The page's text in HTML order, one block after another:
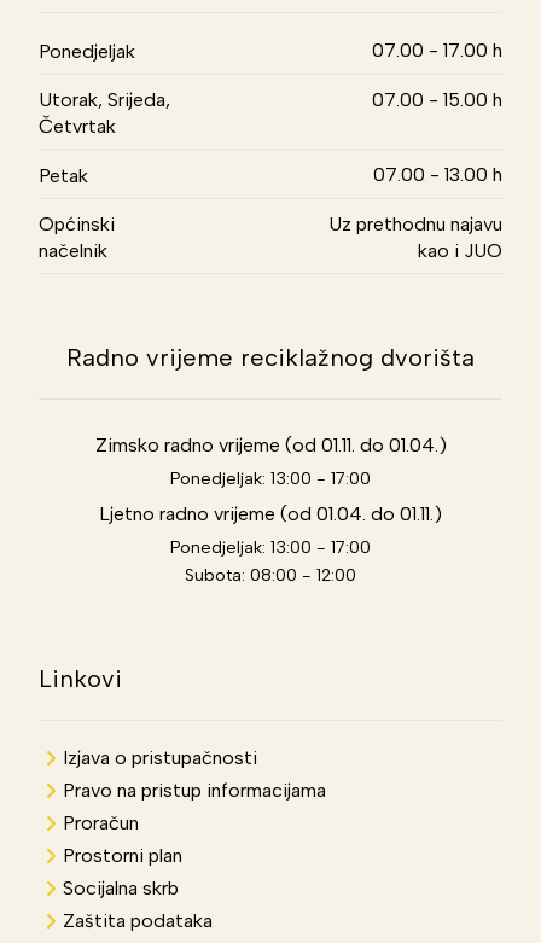
Ponedjeljak 07.00 - 17.00 h
Utorak, Srijeda,
Četvrtak
07.00 - 15.00 h
Petak 07.00 - 13.00 h
Općinski
načelnik
Uz prethodnu najavu
kao i JUO
Radno vrijeme reciklažnog dvorišta
Zimsko radno vrijeme (od 01.11. do 01.04.)
Ponedjeljak: 13:00 - 17:00
Ljetno radno vrijeme (od 01.04. do 01.11.)
Ponedjeljak: 13:00 - 17:00
Subota: 08:00 - 12:00
Linkovi
Izjava o pristupačnosti
Pravo na pristup informacijama
Proračun
Prostorni plan
Socijalna skrb
Zaštita podataka